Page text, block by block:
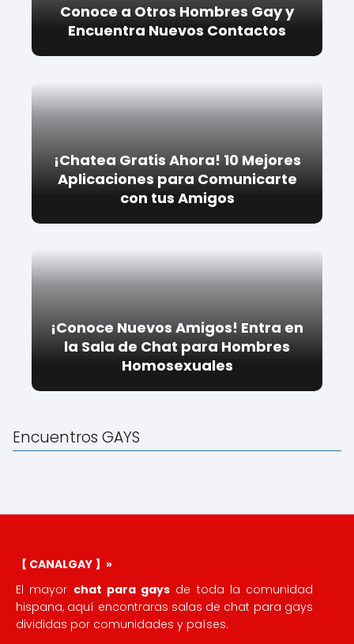
Conoce a Otros Hombres Gay y
Encuentra Nuevos Contactos
¡Chatea Gratis Ahora! 10 Mejores
Aplicaciones para Comunicarte
con tus Amigos
¡Conoce Nuevos Amigos! Entra en
la Sala de Chat para Hombres
Homosexuales
Encuentros GAYS
【 CANALGAY 】»
El mayor chat para gays de toda la comunidad
hispana, aquí encontraras salas de chat para gays
divididas por comunidades y países.